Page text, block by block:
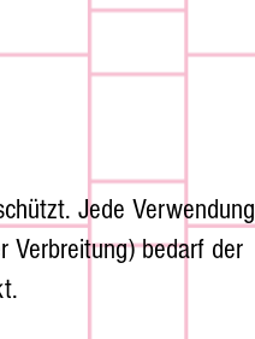
Jede Verwendung
Verbreitung) bedarf der